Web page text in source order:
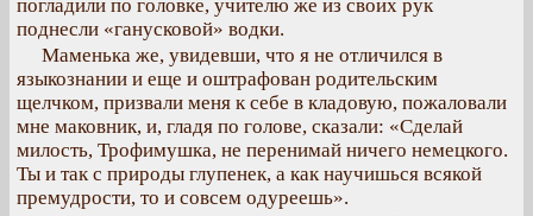
погладили по головке, учителю же из своих рук
поднесли «ганусковой» водки.
Маменька же, увидевши, что я не отличился в
языкознании и еще и оштрафован родительским
щелчком, призвали меня к себе в кладовую, пожаловали
мне маковник, и, гладя по голове, сказали: «Сделай
милость, Трофимушка, не перенимай ничего немецкого.
Ты и так с природы глупенек, а как научишься всякой
премудрости, то и совсем одуреешь».